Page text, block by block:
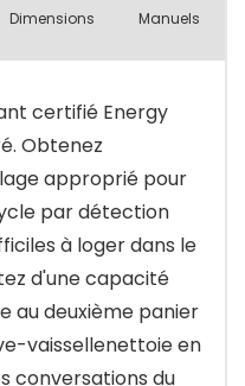
Dimensions Manuels
certifié Energy
Obtenez
approprié pour
par détection
à loger dans le
d'une capacité
au deuxième panier
vaissellenettoie en
conversations du